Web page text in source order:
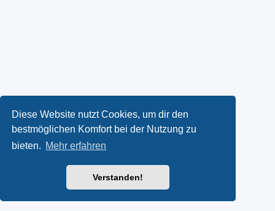
Diese Website nutzt Cookies, um dir den
bestmöglichen Komfort bei der Nutzung zu
bieten. Mehr erfahren
Verstanden!